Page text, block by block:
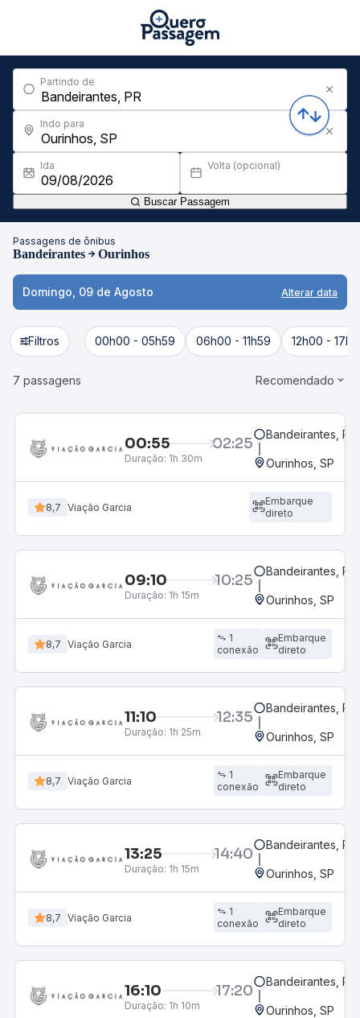
Partindo de
Indo para
Ida Volta (opcional)
Buscar Passagem
Passagens de ônibus
Bandeirantes Ourinhos
Domingo, 09 de Agosto Alterar data
Filtros 00h00 - 05h59 06h00 - 11h59 12h00 -
7 passagens Recomendado
00:55 02:25
Duração: 1h 30m
Bandeirantes, PR
Ourinhos, SP
8,7 Viação Garcia
Embarque
direto
09:10 10:25
Duração: 1h 15m
Bandeirantes, PR
Ourinhos, SP
8,7 Viação Garcia
1
conexão
Embarque
direto
11:10 12:35
Duração: 1h 25m
Bandeirantes, PR
Ourinhos, SP
8,7 Viação Garcia
1
conexão
Embarque
direto
13:25 14:40
Duração: 1h 15m
Bandeirantes, PR
Ourinhos, SP
8,7 Viação Garcia
1
conexão
Embarque
direto
16:10 17:20
Duração: 1h 10m
Bandeirantes, PR
Ourinhos, SP